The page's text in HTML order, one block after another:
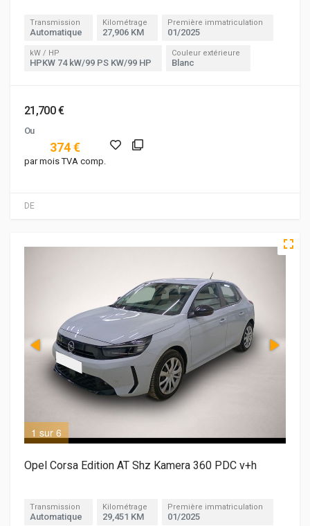
DE
Transmission
Automatique
Kilométrage
27,906 KM
Première immatriculation
01/2025
kW / HP
HPKW 74 kW/99 PS KW/99 HP
Couleur extérieure
Blanc
21,700 €
Ou
374 €
par mois TVA comp.
1 sur 6
Opel Corsa Edition AT Shz Kamera 360 PDC v+h
Transmission
Automatique
Kilométrage
29,451 KM
Première immatriculation
01/2025